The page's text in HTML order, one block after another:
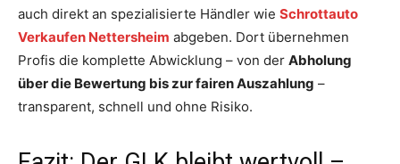
auch direkt an spezialisierte Händler wie Schrottauto
Verkaufen Nettersheim abgeben. Dort übernehmen
Profis die komplette Abwicklung – von der Abholung
über die Bewertung bis zur fairen Auszahlung –
transparent, schnell und ohne Risiko.